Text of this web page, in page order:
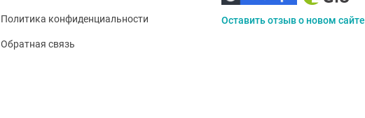
Политика конфиденциальности
Обратная связь
Оставить отзыв о новом сайте